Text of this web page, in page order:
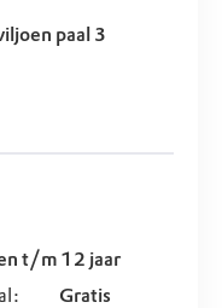
paal 3
t/m 12 jaar
Gratis